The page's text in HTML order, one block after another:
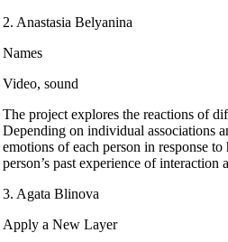
2. Anastasia Belyanina
Names
Video, sound
The project explores the reactions of
Depending on individual associations
emotions of each person in response
person’s past experience of interaction
3. Agata Blinova
Apply a New Layer